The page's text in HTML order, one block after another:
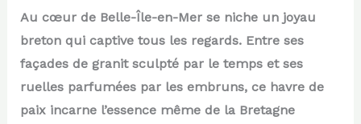
Au cœur de Belle-Île-en-Mer se niche un joyau
breton qui captive tous les regards. Entre ses
façades de granit sculpté par le temps et ses
ruelles parfumées par les embruns, ce havre de
paix incarne l’essence même de la Bretagne